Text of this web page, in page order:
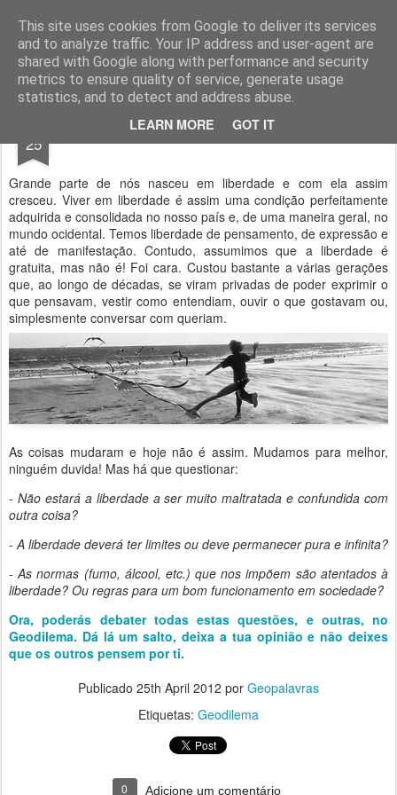
This site uses cookies from Google to deliver its services
and to analyze traffic. Your IP address and user-agent are
shared with Google along with performance and security
metrics to ensure quality of service, generate usage
statistics, and to detect and address abuse.
LEARN MORE GOT IT
Geopalavras
canal800 clique ZapCanal
25 O estado da liberdade.
Grande parte de nós nasceu em liberdade e com ela assim
cresceu. Viver em liberdade é assim uma condição perfeitamente
adquirida e consolidada no nosso país e, de uma maneira geral, no
mundo ocidental. Temos liberdade de pensamento, de expressão e
até de manifestação. Contudo, assumimos que a liberdade é
gratuita, mas não é! Foi cara. Custou bastante a várias gerações
que, ao longo de décadas, se viram privadas de poder exprimir o
que pensavam, vestir como entendiam, ouvir o que gostavam ou,
simplesmente conversar com queriam.
As coisas mudaram e hoje não é assim. Mudamos para melhor,
ninguém duvida! Mas há que questionar:
- Não estará a liberdade a ser muito maltratada e confundida com
outra coisa?
- A liberdade deverá ter limites ou deve permanecer pura e infinita?
- As normas (fumo, álcool, etc.) que nos impõem são atentados à
liberdade? Ou regras para um bom funcionamento em sociedade?
Ora, poderás debater todas estas questões, e outras, no
Geodilema. Dá lá um salto, deixa a tua opinião e não deixes
que os outros pensem por ti.
Publicado 25th April 2012 por Geopalavras
Etiquetas: Geodilema
0 Adicione um comentário